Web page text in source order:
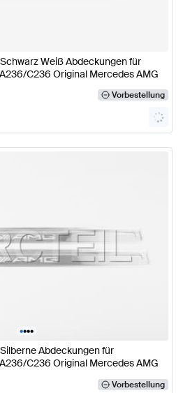
Weiß Abdeckungen für
C236 Original Mercedes AMG
Vorbestellung
••••
Abdeckungen für
C236 Original Mercedes AMG
Vorbestellung